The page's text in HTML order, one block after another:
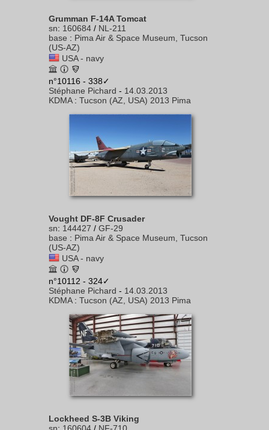
Grumman F-14A Tomcat
sn: 160684 / NL-211
base : Pima Air & Space Museum, Tucson
(US-AZ)
USA - navy
n°10116 - 338✓
Stéphane Pichard - 14.03.2013
KDMA: Tucson (AZ, USA) 2013 Pima
Vought DF-8F Crusader
sn: 144427 / GF-29
base : Pima Air & Space Museum, Tucson
(US-AZ)
USA - navy
n°10112 - 324✓
Stéphane Pichard - 14.03.2013
KDMA: Tucson (AZ, USA) 2013 Pima
Lockheed S-3B Viking